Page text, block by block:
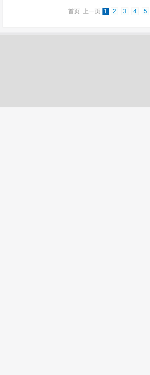
首页 上一页 1 2 3 4 5